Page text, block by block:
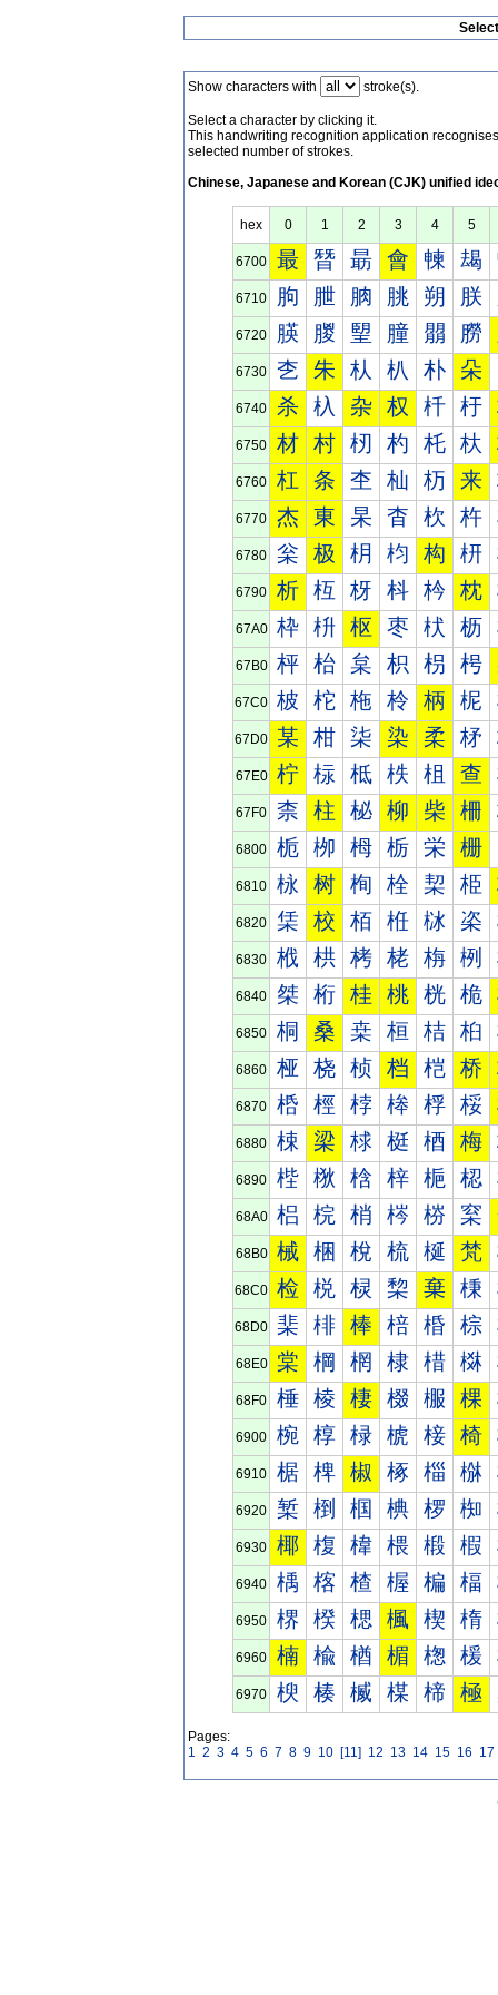
Show characters with stroke(s).
Select a character by clicking it.
This handwriting recognition application
selected number of strokes.
Chinese, Japanese and Korean (CJK) unified
hex 0 1 2 3 4 5
6700 最 朁 朂 會 朄 朅
6710 朐 朑 朒 朓 朔 朕
6720 朠 朡 朢 朣 朤 朥
6730 朰 朱 朲 朳 朴 朵
6740 杀 杁 杂 权 杄 杅
6750 材 村 杒 杓 杔 杕
6760 杠 条 杢 杣 杤 来
6770 杰 東 杲 杳 杴 杵
6780 枀 极 枂 枃 构 枅
6790 析 枑 枒 枓 枔 枕
67A0 枠 枡 枢 枣 枤 枥
67B0 枰 枱 枲 枳 枴 枵
67C0 柀 柁 柂 柃 柄 柅
67D0 某 柑 柒 染 柔 柕
67E0 柠 柡 柢 柣 柤 查
67F0 柰 柱 柲 柳 柴 柵
6800 栀 栁 栂 栃 栄 栅
6810 栐 树 栒 栓 栔 栕
6820 栠 校 栢 栣 栤 栥
6830 栰 栱 栲 栳 栴 栵
6840 桀 桁 桂 桃 桄 桅
6850 桐 桑 桒 桓 桔 桕
6860 桠 桡 桢 档 桤 桥
6870 桰 桱 桲 桳 桴 桵
6880 梀 梁 梂 梃 梄 梅
6890 梐 梑 梒 梓 梔 梕
68A0 梠 梡 梢 梣 梤 梥
68B0 械 梱 梲 梳 梴 梵
68C0 检 棁 棂 棃 棄 棅
68D0 棐 棑 棒 棓 棔 棕
68E0 棠 棡 棢 棣 棤 棥
68F0 棰 棱 棲 棳 棴 棵
6900 椀 椁 椂 椃 椄 椅
6910 椐 椑 椒 椓 椔 椕
6920 椠 椡 椢 椣 椤 椥
6930 椰 椱 椲 椳 椴 椵
6940 楀 楁 楂 楃 楄 楅
6950 楐 楑 楒 楓 楔 楕
6960 楠 楡 楢 楣 楤 楥
6970 楰 楱 楲 楳 楴 極
Pages:
1 2 3 4 5 6 7 8 9 10 [11] 12 13 14 15 16 17